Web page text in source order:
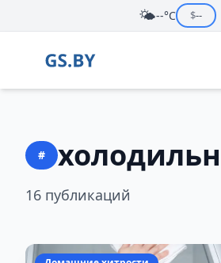
🌤️--°C $--
#
16 публикаций